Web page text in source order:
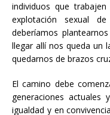
individuos que
explotación sexual
deberíamos
llegar allí nos queda un
quedarnos de brazos
El camino debe
generaciones
igualdad y en